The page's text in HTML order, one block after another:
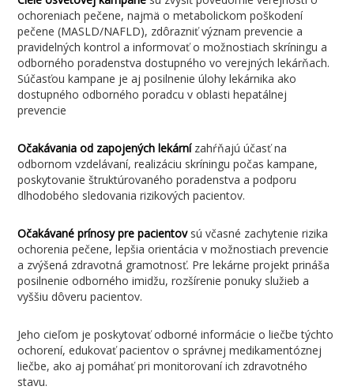
ochoreniach pečene, najmä o metabolickom poškodení
pečene (MASLD/NAFLD), zdôrazniť význam prevencie a
pravidelných kontrol a informovať o možnostiach skríningu a
odborného poradenstva dostupného vo verejných lekárňach.
Súčasťou kampane je aj posilnenie úlohy lekárnika ako
dostupného odborného poradcu v oblasti hepatálnej
prevencie
Očakávania od zapojených lekárnízahŕňajú účasť na
odbornom vzdelávaní, realizáciu skríningu počas kampane,
poskytovanie štruktúrovaného poradenstva a podporu
dlhodobého sledovania rizikových pacientov.
Očakávané prínosy pre pacientovsú včasné zachytenie rizika
ochorenia pečene, lepšia orientácia v možnostiach prevencie
a zvýšená zdravotná gramotnosť. Pre lekárne projekt prináša
posilnenie odborného imidžu, rozšírenie ponuky služieb a
vyššiu dôveru pacientov.
Jeho cieľom je poskytovať odborné informácie o liečbe týchto
ochorení, edukovať pacientov o správnej medikamentóznej
liečbe, ako aj pomáhať pri monitorovaní ich zdravotného
stavu.